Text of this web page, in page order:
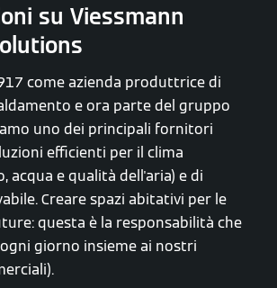
su Viessmann
come azienda produttrice di
e ora parte del gruppo
uno dei principali fornitori
efficienti per il clima
acqua e qualità dell'aria) e di
Creare spazi abitativi per le
questa è la responsabilità che
giorno insieme ai nostri